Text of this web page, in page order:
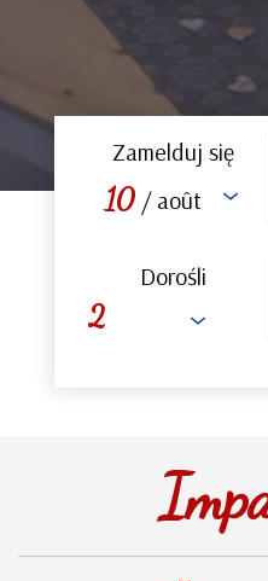
Zamelduj się
10 / août
Dorośli